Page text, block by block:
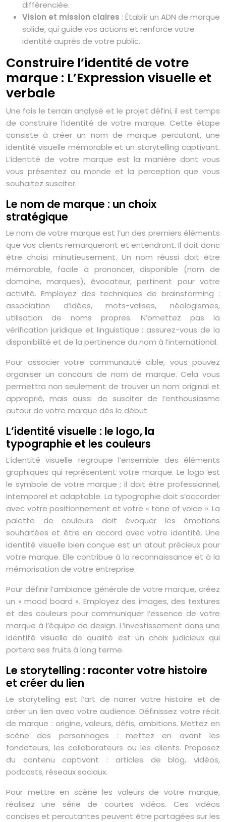
différenciée.
Vision et mission claires : Établir un ADN de marque
solide, qui guide vos actions et renforce votre
identité auprès de votre public.
Construire l’identité de votre
marque : L’Expression visuelle et
verbale
Une fois le terrain analysé et le projet défini, il est temps
de construire l’identité de votre marque. Cette étape
consiste à créer un nom de marque percutant, une
identité visuelle mémorable et un storytelling captivant.
L’identité de votre marque est la manière dont vous
vous présentez au monde et la perception que vous
souhaitez susciter.
Le nom de marque : un choix
stratégique
Le nom de votre marque est l’un des premiers éléments
que vos clients remarqueront et entendront. Il doit donc
être choisi minutieusement. Un nom réussi doit être
mémorable, facile à prononcer, disponible (nom de
domaine, marques), évocateur, pertinent pour votre
activité. Employez des techniques de brainstorming :
association d’idées, mots-valises, néologismes,
utilisation de noms propres. N’omettez pas la
vérification juridique et linguistique : assurez-vous de la
disponibilité et de la pertinence du nom à l’international.
Pour associer votre communauté cible, vous pouvez
organiser un concours de nom de marque. Cela vous
permettra non seulement de trouver un nom original et
approprié, mais aussi de susciter de l’enthousiasme
autour de votre marque dès le début.
L’identité visuelle : le logo, la
typographie et les couleurs
L’identité visuelle regroupe l’ensemble des éléments
graphiques qui représentent votre marque. Le logo est
le symbole de votre marque ; il doit être professionnel,
intemporel et adaptable. La typographie doit s’accorder
avec votre positionnement et votre « tone of voice ». La
palette de couleurs doit évoquer les émotions
souhaitées et être en accord avec votre identité. Une
identité visuelle bien conçue est un atout précieux pour
votre marque. Elle contribue à la reconnaissance et à la
mémorisation de votre entreprise.
Pour définir l’ambiance générale de votre marque, créez
un « mood board ». Employez des images, des textures
et des couleurs pour communiquer l’essence de votre
marque à l’équipe de design. L’investissement dans une
identité visuelle de qualité est un choix judicieux qui
portera ses fruits à long terme.
Le storytelling : raconter votre histoire
et créer du lien
Le storytelling est l’art de narrer votre histoire et de
créer un lien avec votre audience. Définissez votre récit
de marque : origine, valeurs, défis, ambitions. Mettez en
scène des personnages : mettez en avant les
fondateurs, les collaborateurs ou les clients. Proposez
du contenu captivant : articles de blog, vidéos,
podcasts, réseaux sociaux.
Pour mettre en scène les valeurs de votre marque,
réalisez une série de courtes vidéos. Ces vidéos
concises et percutantes peuvent être partagées sur les